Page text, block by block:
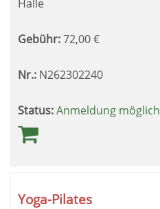
Halle
Gebühr:72,00€
Nr.: N262302240
Status:Anmeldung möglich
Yoga-Pilates